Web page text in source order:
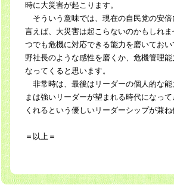
時に大災害が起こります。
そういう意味では、現在の自民党の安
言えば、大災害は起こらないのかもしれ
つでも危機に対応できる能力を磨いてお
野社長のような感性を磨くか、危機管理
なってくると思います。
非常時は、最後はリーダーの個人的な
まは強いリーダーが望まれる時代になっ
くれるという優しいリーダーシップが兼ね
＝以上＝